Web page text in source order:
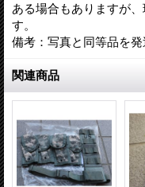
ある場合もありますが
す。
備考：写真と同等品を発
関連商品